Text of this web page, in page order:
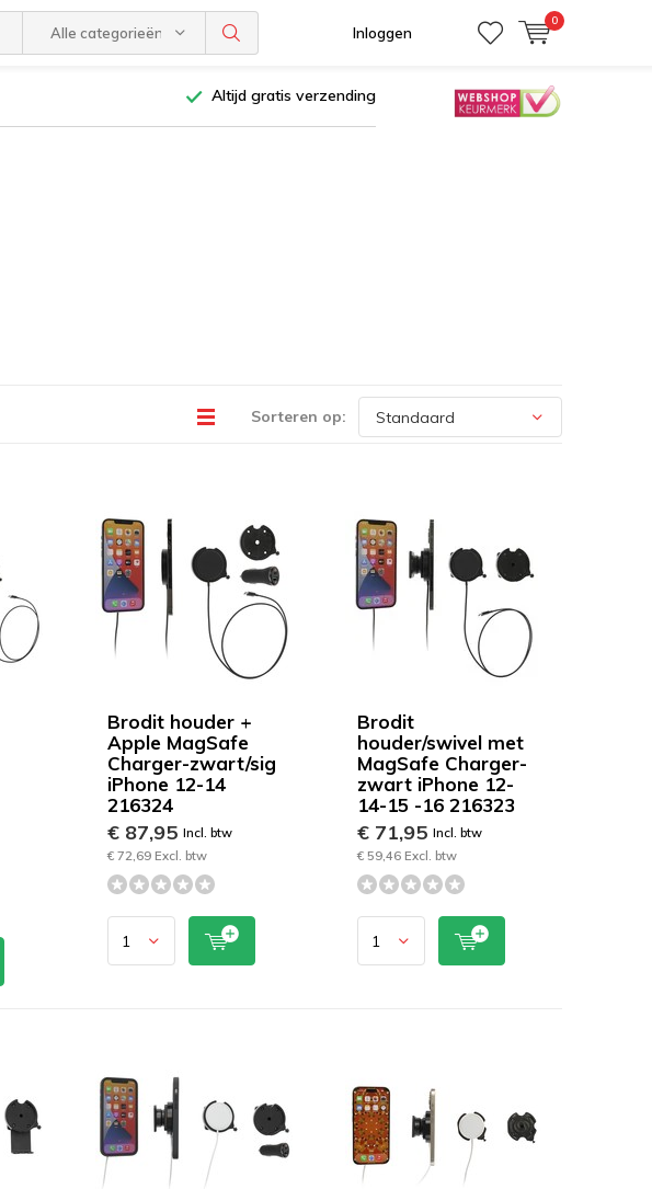
Alle categorieën Inloggen
0
Altijd gratis verzending
Sorteren op:
Brodit houder +
Apple MagSafe
Charger-zwart/sig
iPhone 12-14
216324
€ 87,95 Incl. btw
€ 72,69 Excl. btw
Brodit
houder/swivel met
MagSafe Charger-
zwart iPhone 12-
14-15 -16 216323
€ 71,95 Incl. btw
€ 59,46 Excl. btw